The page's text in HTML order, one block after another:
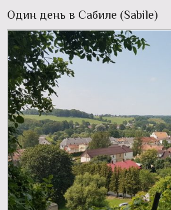
Один день в Сабиле (Sabile)